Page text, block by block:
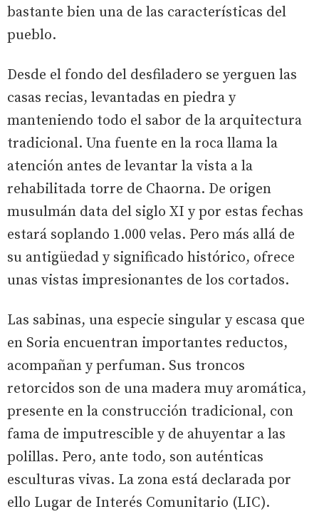
bastante bien una de las características del
pueblo.
Desde el fondo del desfiladero se yerguen las
casas recias, levantadas en piedra y
manteniendo todo el sabor de la arquitectura
tradicional. Una fuente en la roca llama la
atención antes de levantar la vista a la
rehabilitada torre de Chaorna. De origen
musulmán data del siglo XI y por estas fechas
estará soplando 1.000 velas. Pero más allá de
su antigüedad y significado histórico, ofrece
unas vistas impresionantes de los cortados.
Las sabinas, una especie singular y escasa que
en Soria encuentran importantes reductos,
acompañan y perfuman. Sus troncos
retorcidos son de una madera muy aromática,
presente en la construcción tradicional, con
fama de imputrescible y de ahuyentar a las
polillas. Pero, ante todo, son auténticas
esculturas vivas. La zona está declarada por
ello Lugar de Interés Comunitario (LIC).